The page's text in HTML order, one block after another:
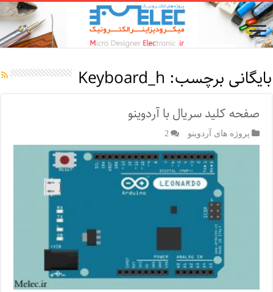
بایگانی برچسب: Keyboard_h
صفحه کلید سریال با آردوینو
پروژه های آردوینو 2